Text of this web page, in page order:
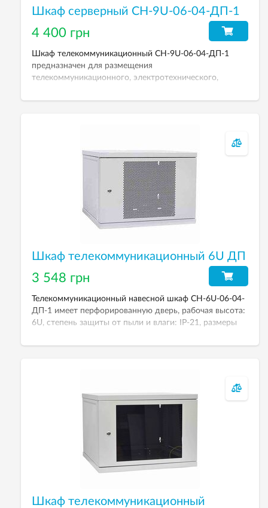
Шкаф серверный СН-9U-06-04-ДП-1
4 400 грн
Шкаф телекоммуникационный СН-9U-06-04-ДП-1
предназначен для размещения
телекоммуникационного, электротехнического,
9U. Размеры (ВхШхГ): 436х600х450 мм. Дверь
Шкаф телекоммуникационный 6U ДП
3 548 грн
Телекоммуникационный навесной шкаф СН-6U-06-04-
ДП-1 имеет перфорированную дверь, рабочая высота:
6U, степень защиты от пыли и влаги: IP-21, размеры
Шкаф телекоммуникационный